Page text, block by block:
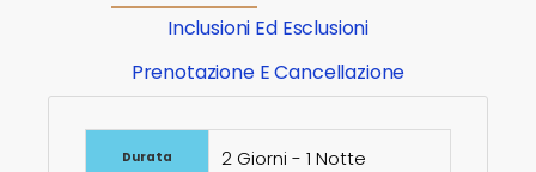
Inclusioni Ed Esclusioni
Prenotazione E Cancellazione
Durata 2 Giorni - 1 Notte